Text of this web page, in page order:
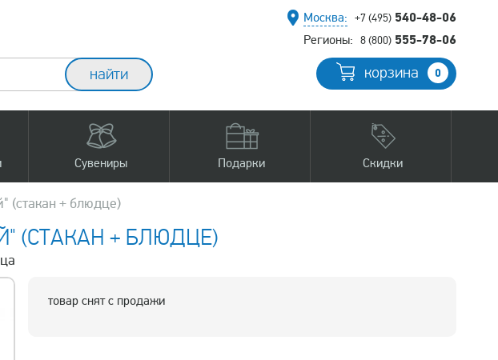
Москва: +7 (495) 540-48-06
Регионы: 8 (800) 555-78-06
корзина 0
Сувениры Подарки Скидки
(стакан + блюдце)
(СТАКАН + БЛЮДЦЕ)
товар снят с продажи